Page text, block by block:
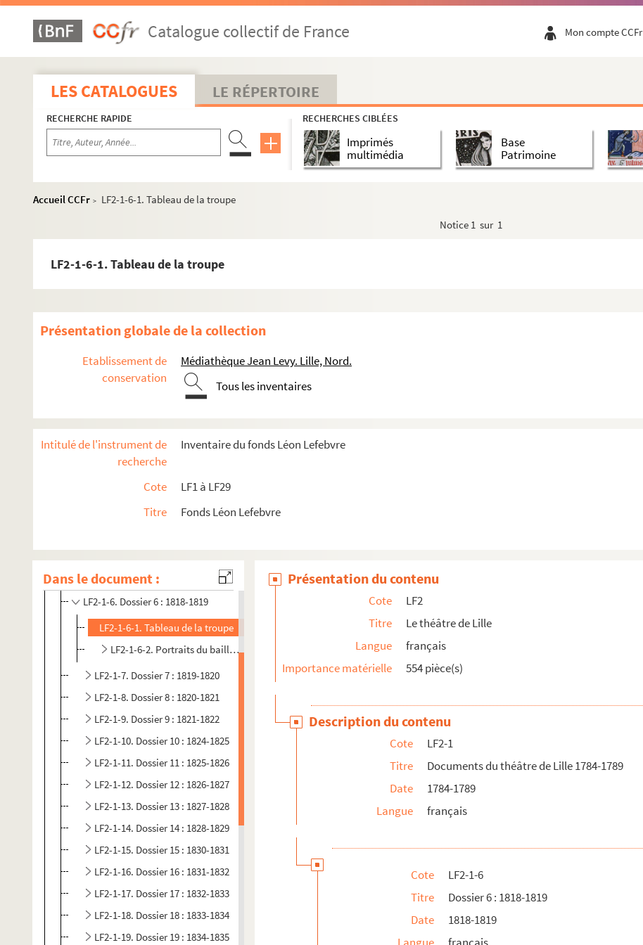
Catalogue collectif de France Mon compte CCFr
LES CATALOGUES LE RÉPERTOIRE
RECHERCHE RAPIDE RECHERCHES CIBLÉES
Imprimés
multimédia
Base
Patrimoine
Accueil CCFr >
LF2-1-6-1. Tableau de la troupe
Notice 1 sur 1
LF2-1-6-1. Tableau de la troupe
Présentation globale de la collection
Etablissement de
conservation
Médiathèque Jean Levy. Lille, Nord.
Tous les inventaires
Intitulé de l'instrument de
recherche
Inventaire du fonds Léon Lefebvre
Cote
LF1 à LF29
Titre
Fonds Léon Lefebvre
Dans le document :
LF1. Histoire du Nord de Lille
LF2. Le théâtre de Lille
LF2-1. Documents du théâtre de Lille 1784-1789
LF2-1-1. Dossier 1 : 1784-1789, arrêt du conseil d'état du roi du 26 janvier 1785
LF2-1-2. Dossier 2 : 1790-1810
LF2-1-4. Dossier 4 : 1815-1816
LF2-1-5. Dossier 5 : 1816-1817
LF2-1-6. Dossier 6 : 1818-1819
LF2-1-6-1. Tableau de la troupe
LF2-1-6-2. Portraits du bailli du Rossignol et d'une bayadère
LF2-1-7. Dossier 7 : 1819-1820
LF2-1-8. Dossier 8 : 1820-1821
LF2-1-9. Dossier 9 : 1821-1822
LF2-1-10. Dossier 10 : 1824-1825
LF2-1-11. Dossier 11 : 1825-1826
LF2-1-12. Dossier 12 : 1826-1827
LF2-1-13. Dossier 13 : 1827-1828
LF2-1-14. Dossier 14 : 1828-1829
LF2-1-15. Dossier 15 : 1830-1831
LF2-1-16. Dossier 16 : 1831-1832
LF2-1-17. Dossier 17 : 1832-1833
LF2-1-18. Dossier 18 : 1833-1834
LF2-1-19. Dossier 19 : 1834-1835
Présentation du contenu
Cote
LF2
Titre
Le théâtre de Lille
Langue
français
Importance matérielle
554 pièce(s)
Description du contenu
Cote
LF2-1
Titre
Documents du théâtre de Lille 1784-1789
Date
1784-1789
Langue
français
Cote
LF2-1-6
Titre
Dossier 6 : 1818-1819
Date
1818-1819